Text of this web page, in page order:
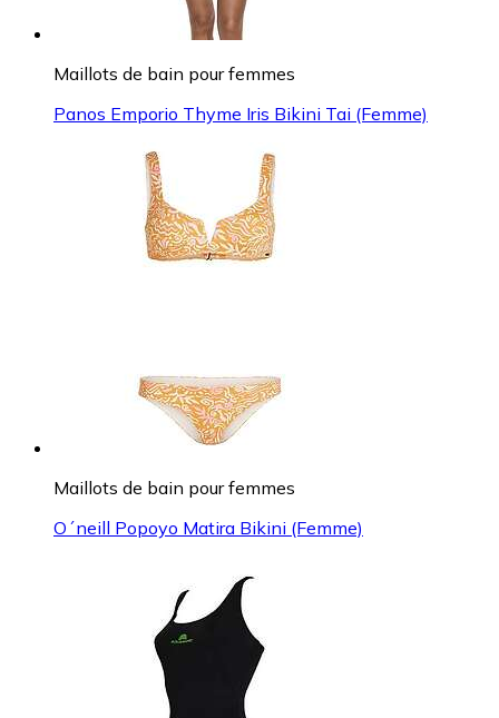
Maillots de bain pour femmes
Panos Emporio Thyme Iris Bikini Tai (Femme)
Maillots de bain pour femmes
O´neill Popoyo Matira Bikini (Femme)